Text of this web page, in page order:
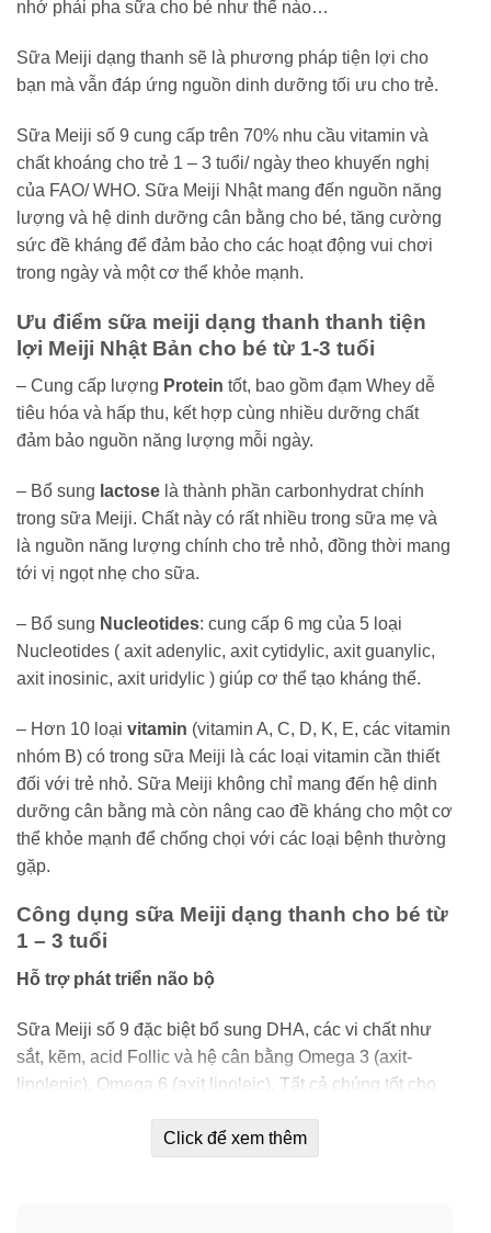
nhớ phải pha sữa cho bé như thế nào…
Sữa Meiji dạng thanh sẽ là phương pháp tiện lợi cho
bạn mà vẫn đáp ứng nguồn dinh dưỡng tối ưu cho trẻ.
Sữa Meiji số 9 cung cấp trên 70% nhu cầu vitamin và
chất khoáng cho trẻ 1 – 3 tuổi/ ngày theo khuyến nghị
của FAO/ WHO. Sữa Meiji Nhật mang đến nguồn năng
lượng và hệ dinh dưỡng cân bằng cho bé, tăng cường
sức đề kháng để đảm bảo cho các hoạt động vui chơi
trong ngày và một cơ thể khỏe mạnh.
Ưu điểm sữa meiji dạng thanh thanh tiện
lợi Meiji Nhật Bản cho bé từ 1-3 tuổi
– Cung cấp lượng Protein tốt, bao gồm đạm Whey dễ
tiêu hóa và hấp thu, kết hợp cùng nhiều dưỡng chất
đảm bảo nguồn năng lượng mỗi ngày.
– Bổ sung lactose là thành phần carbonhydrat chính
trong sữa Meiji. Chất này có rất nhiều trong sữa mẹ và
là nguồn năng lượng chính cho trẻ nhỏ, đồng thời mang
tới vị ngọt nhẹ cho sữa.
– Bổ sung Nucleotides: cung cấp 6 mg của 5 loại
Nucleotides ( axit adenylic, axit cytidylic, axit guanylic,
axit inosinic, axit uridylic ) giúp cơ thể tạo kháng thể.
– Hơn 10 loại vitamin (vitamin A, C, D, K, E, các vitamin
nhóm B) có trong sữa Meiji là các loại vitamin cần thiết
đối với trẻ nhỏ. Sữa Meiji không chỉ mang đến hệ dinh
dưỡng cân bằng mà còn nâng cao đề kháng cho một cơ
thể khỏe mạnh để chống chọi với các loại bệnh thường
gặp.
Công dụng sữa Meiji dạng thanh cho bé từ
1 – 3 tuổi
Hỗ trợ phát triển não bộ
Sữa Meiji số 9 đặc biệt bổ sung DHA, các vi chất như
sắt, kẽm, acid Follic và hệ cân bằng Omega 3 (axit-
linolenic), Omega 6 (axit linoleic). Tất cả chúng tốt cho
tuổi. Đó là giai đoạn bé bắt đầu học hỏi, khám phá và
Click để xem thêm